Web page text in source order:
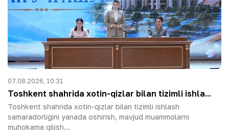
07.08.2026, 10:31
Toshkent shahrida xotin-qizlar bilan tizimli ishla...
Toshkent shahrida xotin-qizlar bilan tizimli ishlash
samaradorligini yanada oshirish, mavjud muammolarni
muhokama qilish...